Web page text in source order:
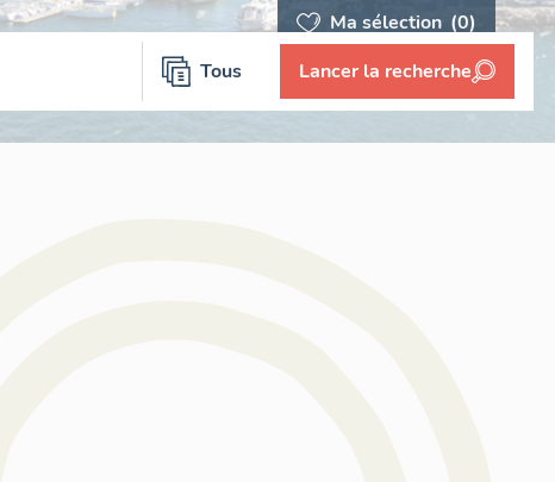
Ma sélection (0)
Tous Lancer la recherche